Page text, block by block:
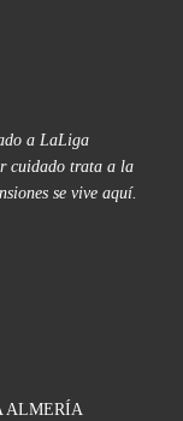
a LaLiga
cuidado trata a la
se vive aquí.
ALMERÍA